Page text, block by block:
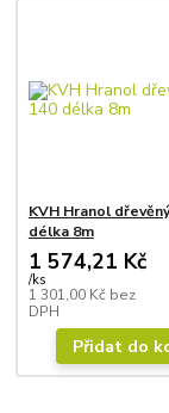
KVH Hranol
délka 8m
1 574,21 Kč
/ks
1 301,00 Kč bez
DPH
Přidat do